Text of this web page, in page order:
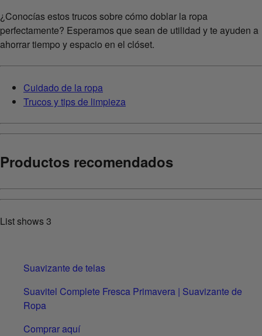
¿Conocías estos trucos sobre cómo doblar la ropa
perfectamente? Esperamos que sean de utilidad y te ayuden a
ahorrar tiempo y espacio en el clóset.
Cuidado de la ropa
Trucos y tips de limpieza
Productos recomendados
List shows3
Suavizante de telas
Suavitel Complete Fresca Primavera | Suavizante de
Ropa
Comprar aquí